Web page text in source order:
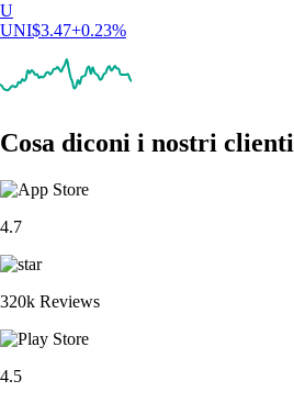
U
UNI$3.47+0.23%
Cosa diconi i nostri clienti
4.7
320k Reviews
4.5